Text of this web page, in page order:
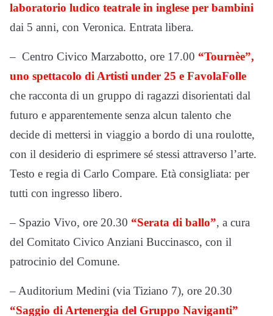
laboratorio ludico teatrale in inglese per bambini
dai 5 anni, con Veronica. Entrata libera.
– Centro Civico Marzabotto, ore 17.00 “Tournèe”,
uno spettacolo di Artisti under 25 e FavolaFolle
che racconta di un gruppo di ragazzi disorientati dal
futuro e apparentemente senza alcun talento che
decide di mettersi in viaggio a bordo di una roulotte,
con il desiderio di esprimere sé stessi attraverso l’arte.
Testo e regia di Carlo Compare. Età consigliata: per
tutti con ingresso libero.
– Spazio Vivo, ore 20.30 “Serata di ballo”, a cura
del Comitato Civico Anziani Buccinasco, con il
patrocinio del Comune.
– Auditorium Medini (via Tiziano 7), ore 20.30
“Saggio di Artenergia del Gruppo Naviganti”